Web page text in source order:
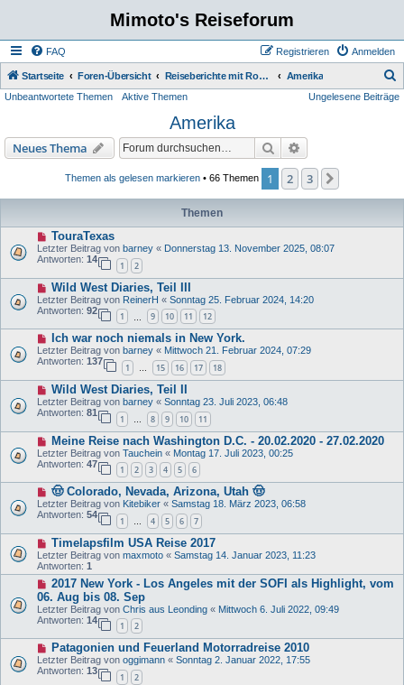
Mimoto's Reiseforum
FAQ Anmelden
Registrieren
Startseite Foren-Übersicht Reiseberichte mit Route Fotos und Film Amerika
u
Unbeantwortete Themen Aktive Themen Ungelesene Beiträge
Amerika
Neues Thema Suche
Themen als gelesen markieren • 66 Themen 1 2 3
Themen
TouraTexas
Letzter Beitrag von barney « Donnerstag 13. November 2025, 08:07
Antworten: 14
1 2
Wild West Diaries, Teil III
Letzter Beitrag von ReinerH « Sonntag 25. Februar 2024, 14:20
Antworten: 92
1 9 10 11 12
Ich war noch niemals in New York.
Letzter Beitrag von barney « Mittwoch 21. Februar 2024, 07:29
Antworten: 137
1 … 15 16 17 18
Wild West Diaries, Teil II
Letzter Beitrag von barney « Sonntag 23. Juli 2023, 06:48
Antworten: 81
1 … 8 9 10 11
Meine Reise nach Washington D.C. - 20.02.2020 - 27.02.2020
Letzter Beitrag von Tauchein « Montag 17. Juli 2023, 00:25
Antworten: 47
1 2 3 4 5 6
🤠 Colorado, Nevada, Arizona, Utah 🤠
Letzter Beitrag von Kitebiker « Samstag 18. März 2023, 06:58
Antworten: 54
1 … 4 5 6 7
Timelapsfilm USA Reise 2017
Letzter Beitrag von maxmoto « Samstag 14. Januar 2023, 11:23
Antworten: 1
2017 New York - Los Angeles mit der SOFI als Highlight, vom
06. Aug bis 08. Sep
Letzter Beitrag von Chris aus Leonding « Mittwoch 6. Juli 2022, 09:49
Antworten: 14
1 2
Patagonien und Feuerland Motorradreise 2010
Letzter Beitrag von oggimann « Sonntag 2. Januar 2022, 17:55
Antworten: 13
1 2